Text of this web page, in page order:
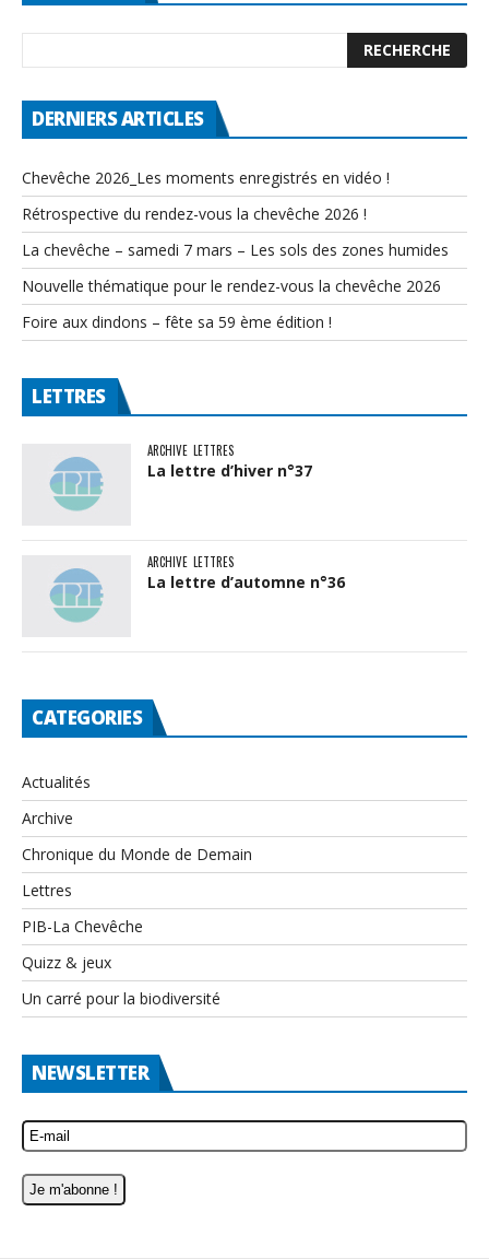
DERNIERS ARTICLES
Chevêche 2026_Les moments enregistrés en vidéo !
Rétrospective du rendez-vous la chevêche 2026 !
La chevêche – samedi 7 mars – Les sols des zones humides
Nouvelle thématique pour le rendez-vous la chevêche 2026
Foire aux dindons – fête sa 59 ème édition !
LETTRES
ARCHIVE LETTRES
La lettre d’hiver n°37
ARCHIVE LETTRES
La lettre d’automne n°36
CATEGORIES
Actualités
Archive
Chronique du Monde de Demain
Lettres
PIB-La Chevêche
Quizz & jeux
Un carré pour la biodiversité
NEWSLETTER